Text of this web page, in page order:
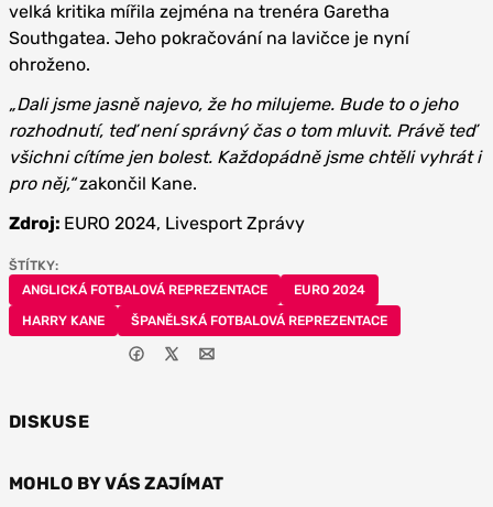
velká kritika mířila zejména na trenéra Garetha
Southgatea. Jeho pokračování na lavičce je nyní
ohroženo.
„Dali jsme jasně najevo, že ho milujeme. Bude to o jeho
rozhodnutí, teď není správný čas o tom mluvit. Právě teď
všichni cítíme jen bolest. Každopádně jsme chtěli vyhrát i
pro něj,“zakončil Kane.
Zdroj: EURO 2024, Livesport Zprávy
ŠTÍTKY:
ANGLICKÁ FOTBALOVÁ REPREZENTACE
EURO 2024
HARRY KANE
ŠPANĚLSKÁ FOTBALOVÁ REPREZENTACE
DISKUSE
MOHLO BY VÁS ZAJÍMAT